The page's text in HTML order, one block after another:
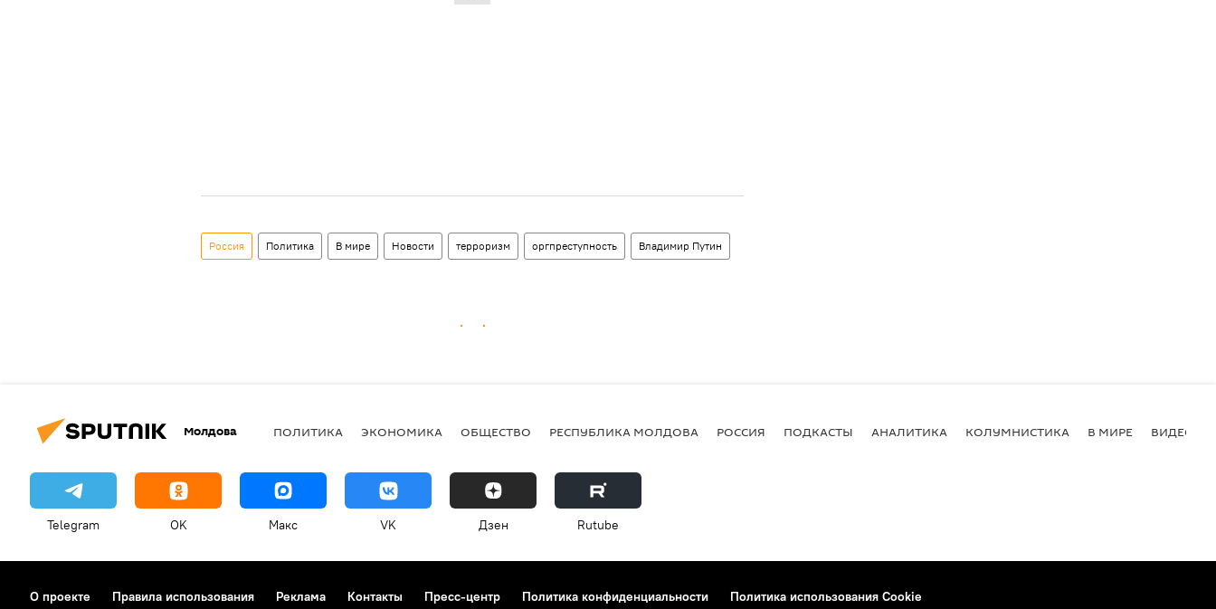
Россия Политика В мире Новости терроризм оргпреступность Владимир Путин
Молдова ПОЛИТИКА ЭКОНОМИКА ОБЩЕСТВО РЕСПУБЛИКА МОЛДОВА РОССИЯ ПОДКАСТЫ АНАЛИТИКА КОЛУМНИСТИКА В МИРЕ ВИДЕО
Telegram OK Макс VK Дзен Rutube
О проекте Правила использования Реклама Контакты Пресс-центр Политика конфиденциальности Политика использования Cookie